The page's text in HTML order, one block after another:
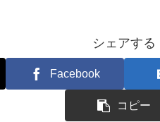
シェアする
Facebook
コピー